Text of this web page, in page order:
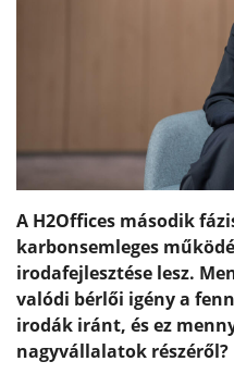
A H2Offices második
karbonsemleges
irodafejlesztése lesz.
valódi bérlői igény a
irodák iránt, és ez
nagyvállalatok részéről?